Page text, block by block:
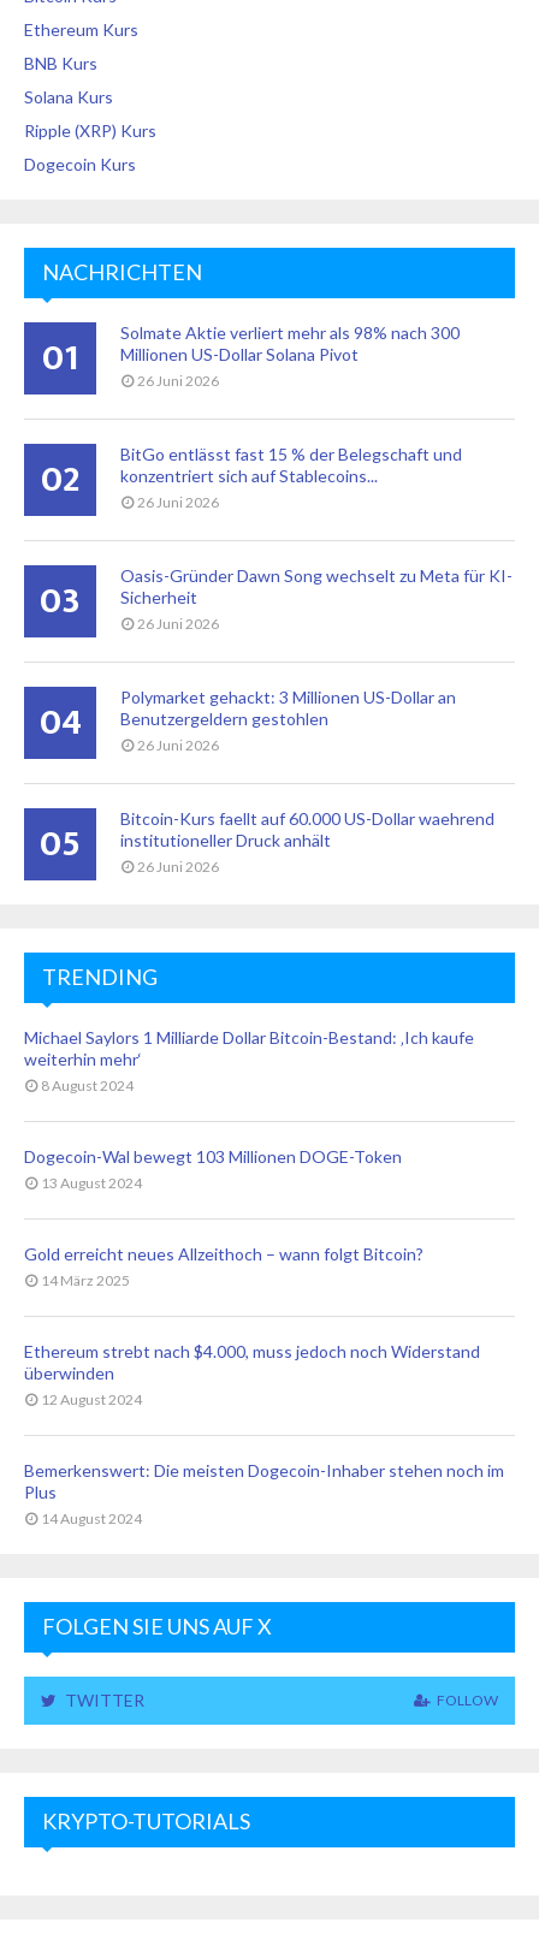
Ethereum Kurs
BNB Kurs
Solana Kurs
Ripple (XRP) Kurs
Dogecoin Kurs
NACHRICHTEN
01
Solmate Aktie verliert mehr als 98% nach 300
Millionen US-Dollar Solana Pivot
26 Juni 2026
02
BitGo entlässt fast 15 % der Belegschaft und
konzentriert sich auf Stablecoins...
26 Juni 2026
03
Oasis-Gründer Dawn Song wechselt zu Meta für KI-
Sicherheit
26 Juni 2026
04
Polymarket gehackt: 3 Millionen US-Dollar an
Benutzergeldern gestohlen
26 Juni 2026
05
Bitcoin-Kurs faellt auf 60.000 US-Dollar waehrend
institutioneller Druck anhält
26 Juni 2026
TRENDING
Michael Saylors 1 Milliarde Dollar Bitcoin-Bestand: ‚Ich kaufe
weiterhin mehr‘
8 August 2024
Dogecoin-Wal bewegt 103 Millionen DOGE-Token
13 August 2024
Gold erreicht neues Allzeithoch – wann folgt Bitcoin?
14 März 2025
Ethereum strebt nach $4.000, muss jedoch noch Widerstand
überwinden
12 August 2024
Bemerkenswert: Die meisten Dogecoin-Inhaber stehen noch im
Plus
14 August 2024
FOLGEN SIE UNS AUF X
TWITTER FOLLOW
KRYPTO-TUTORIALS